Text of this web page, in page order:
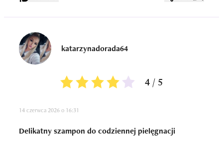
katarzynadorada64
4 / 5
14 czerwca 2026 o 16:31
Delikatny szampon do codziennej pielęgnacji